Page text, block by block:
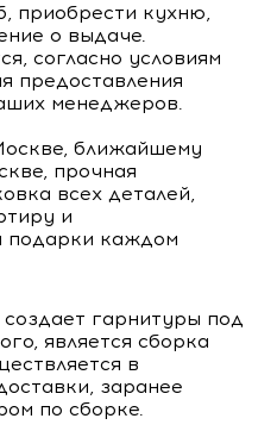
приобрести кухню,
о выдаче.
согласно условиям
предоставления
менеджеров.
ближайшему
прочная
всех деталей,
и
подарки каждом
гарнитуры под
является сборка
в
заранее
по сборке.